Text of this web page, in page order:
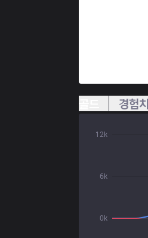
경험치
0k
6k
12k